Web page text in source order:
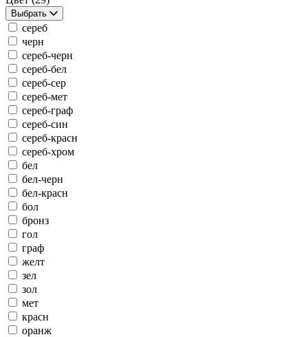
Выбрать
сереб
черн
сереб-черн
сереб-бел
сереб-сер
сереб-мет
сереб-граф
сереб-син
сереб-красн
сереб-хром
бел
бел-черн
бел-красн
бол
бронз
гол
граф
желт
зел
зол
мет
красн
оранж